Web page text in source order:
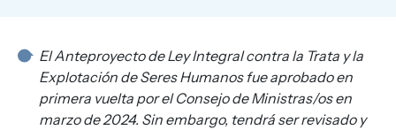
El Anteproyecto de Ley Integral contra la Trata y la
Explotación de Seres Humanos fue aprobado en
primera vuelta por el Consejo de Ministras/os en
marzo de 2024. Sin embargo, tendrá ser revisado y